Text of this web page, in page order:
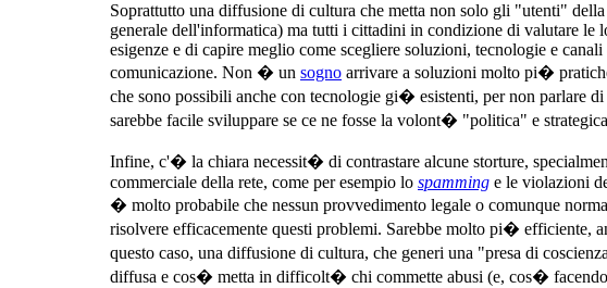
Soprattutto una diffusione di cultura che metta non solo gli "utenti" della
generale dell'informatica) ma tutti i cittadini in condizione di valutare le
esigenze e di capire meglio come scegliere soluzioni, tecnologie e canali
comunicazione. Non � un sogno arrivare a soluzioni molto pi�
che sono possibili anche con tecnologie gi� esistenti, per non parlare di
sarebbe facile sviluppare se ce ne fosse la volont� "politica" e
Infine, c'� la chiara necessit� di contrastare alcune storture,
commerciale della rete, come per esempio lo spamming e le violazioni
� molto probabile che nessun provvedimento legale o comunque
risolvere efficacemente questi problemi. Sarebbe molto pi� efficiente,
questo caso, una diffusione di cultura, che generi una "presa di
diffusa e cos� metta in difficolt� chi commette abusi (e, cos�